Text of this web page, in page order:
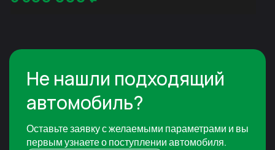
Не нашли подходящий
автомобиль?
Оставьте заявку с желаемыми параметрами и вы
первым узнаете о поступлении автомобиля.